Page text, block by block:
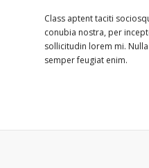
Class aptent taciti
conubia nostra, per
sollicitudin lorem mi.
semper feugiat enim.